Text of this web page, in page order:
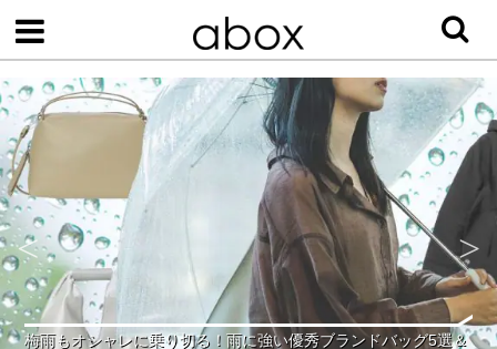
梅雨もオシャレに乗り切る！雨に強い優秀ブランドバッグ5選＆